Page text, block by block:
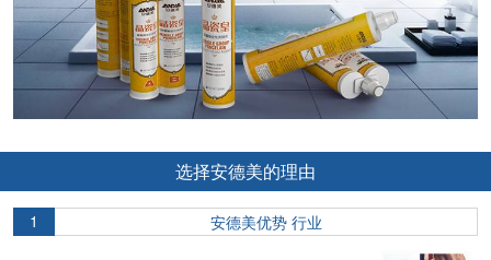
选择安德美的理由
1 安德美优势 行业